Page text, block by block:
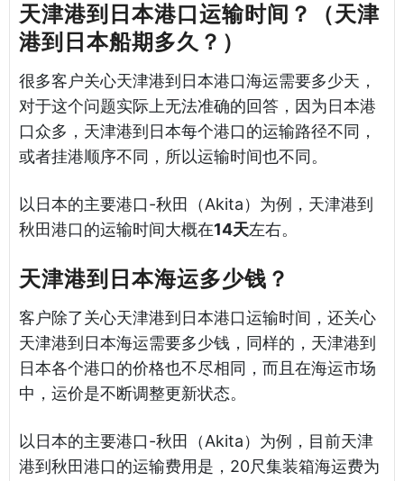
天津港到日本港口运输时间？（天津
港到日本船期多久？）
很多客户关心天津港到日本港口海运需要多少天，
对于这个问题实际上无法准确的回答，因为日本港
口众多，天津港到日本每个港口的运输路径不同，
或者挂港顺序不同，所以运输时间也不同。
以日本的主要港口-秋田（Akita）为例，天津港到
秋田港口的运输时间大概在14天左右。
天津港到日本海运多少钱？
客户除了关心天津港到日本港口运输时间，还关心
天津港到日本海运需要多少钱，同样的，天津港到
日本各个港口的价格也不尽相同，而且在海运市场
中，运价是不断调整更新状态。
以日本的主要港口-秋田（Akita）为例，目前天津
港到秋田港口的运输费用是，20尺集装箱海运费为